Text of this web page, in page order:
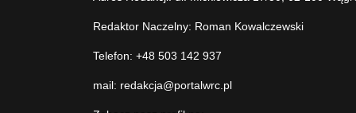
Redaktor Naczelny: Roman Kowalczewski
Telefon: +48 503 142 937
mail: redakcja@portalwrc.pl